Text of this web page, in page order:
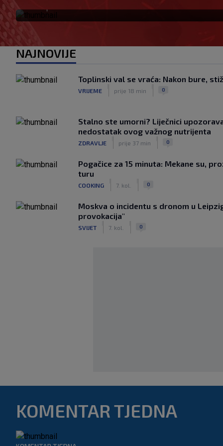
NAJNOVIJE
Toplinski val se vraća: Nakon bure,
VRIJEME prije 18 min 0
Stalno ste umorni? Liječnici
nedostatak ovog važnog nutrijenta
ZDRAVLJE prije 37 min 0
Pogačice za 15 minuta: Mekane su,
turu
COOKING 7. kol. 0
Moskva o incidentu s dronom u
provokacija"
SVIJET 7. kol. 0
KOMENTAR TJEDNA